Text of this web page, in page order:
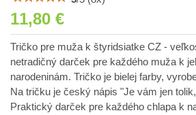
11,80 €
Tričko pre muža k štyridsiatke CZ -
netradičný darček pre každého muža k
narodeninám. Tričko je bielej farby,
Na tričku je český nápis "Je vám jen
Praktický darček pre každého chlapa k